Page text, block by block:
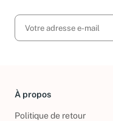
À propos
Politique de retour